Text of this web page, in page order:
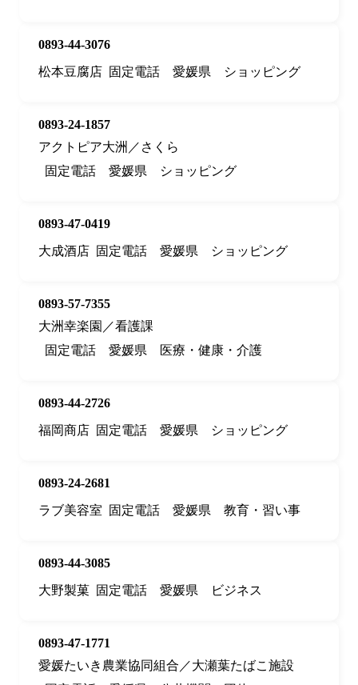
0893-44-3076
松本豆腐店 固定電話 愛媛県 ショッピング
0893-24-1857
アクトピア大洲／さくら
固定電話
愛媛県 ショッピング
0893-47-0419
大成酒店 固定電話 愛媛県 ショッピング
0893-57-7355
大洲幸楽園／看護課
固定電話
愛媛県 医療・健康・介護
0893-44-2726
福岡商店 固定電話 愛媛県 ショッピング
0893-24-2681
ラブ美容室
固定電話 愛媛県 教育・習い事
0893-44-3085
大野製菓 固定電話 愛媛県 ビジネス
0893-47-1771
愛媛たいき農業協同組合／大瀬葉たばこ施設